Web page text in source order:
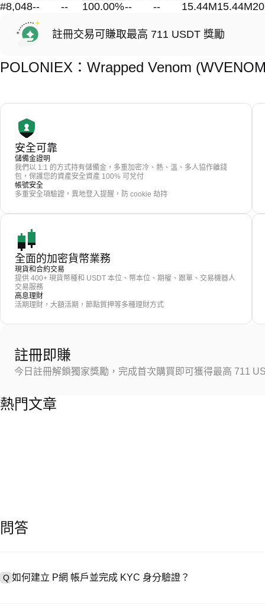
#8,048-- -- 100.00%-- -- 15.44M15.44M
註冊交易可賺取最高 711 USDT 獎勵
POLONIEX：Wrapped Venom
安全可靠
儲備金證明
我們以 1:1 的方式持有儲備金，多重加密冷、熱、溫、多人協作離錢
包，保護您的資產安全資產 100% 可兌付
帳號安全
多重安全項驗證，異地登入提醒，防 cookie 劫持
全面的加密貨幣業務
現貨和合約交易
提供 400+ 現貨幣種和 USDT 本位、幣本位、期權、跟單、交易機器人
交易服務
高息理財
活期理財，大額活期，節點質押等多種理財方式
註冊即賺
今日註冊解鎖獨家獎勵，完成首次購買即可獲得最高 711
熱門文章
問答
Q 如何建立 P網 帳戶並完成 KYC 身分驗證？